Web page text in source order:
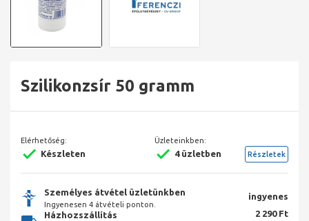
Szilikonzsír 50 gramm
Elérhetőség:
Készleten
Üzleteinkben:
4 üzletben Részletek
Személyes átvétel üzletünkben
Ingyenesen 4 átvételi ponton.
ingyenes
Házhozszállítás
2 290 Ft